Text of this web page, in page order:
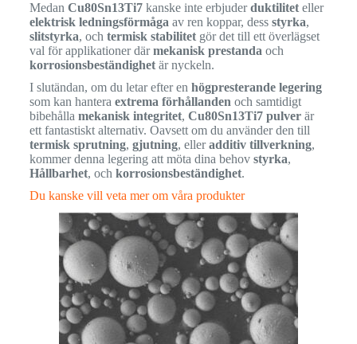
Medan Cu80Sn13Ti7kanske inte erbjuderduktiliteteller
elektrisk ledningsförmåga av ren koppar, dess styrka,
slitstyrka, och termisk stabilitetgör det till ett överlägset
val för applikationer därmekanisk prestanda och
korrosionsbeständighetär nyckeln.
I slutändan, om du letar efter en högpresterande legering
som kan hantera extrema förhållanden och samtidigt
bibehålla mekanisk integritet, Cu80Sn13Ti7 pulverär
ett fantastiskt alternativ. Oavsett om du använder den till
termisk sprutning, gjutning, elleradditiv tillverkning,
kommer denna legering att möta dina behov styrka,
Hållbarhet, och korrosionsbeständighet.
Du kanske vill veta mer om våra produkter